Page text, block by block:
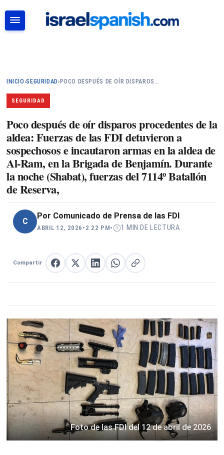
INICIO›SEGURIDAD› POCO DESPUÉS DE OÍR DISPAROS…
SEGURIDAD
Poco después de oír disparos procedentes de la
aldea: Fuerzas de las FDI detuvieron a
sospechosos e incautaron armas en la aldea de
Al-Ram, en la Brigada de Benjamín. Durante
la noche (Shabat), fuerzas del 7114º Batallón
de Reserva,
C
Por Comunicado de Prensa de las FDI
ABRIL 12, 2026 • 2:22 PM• 1 MIN DE LECTURA
Compartir Compartir en Facebook
Compartir en X
Compartir en LinkedIn
Compartir en WhatsApp
Copiar enlace
Foto de las FDI del 12 de abril de 2026